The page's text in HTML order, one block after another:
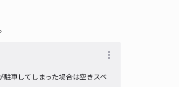
車してしまった場合は空きスペ